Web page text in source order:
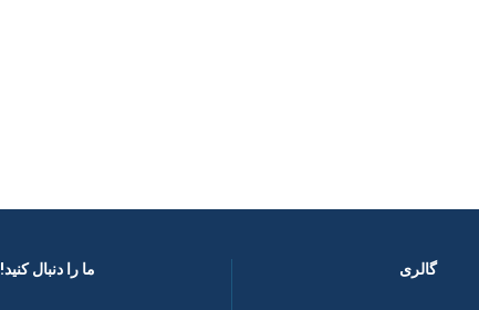
گالری ما را دنبال کنید! ​